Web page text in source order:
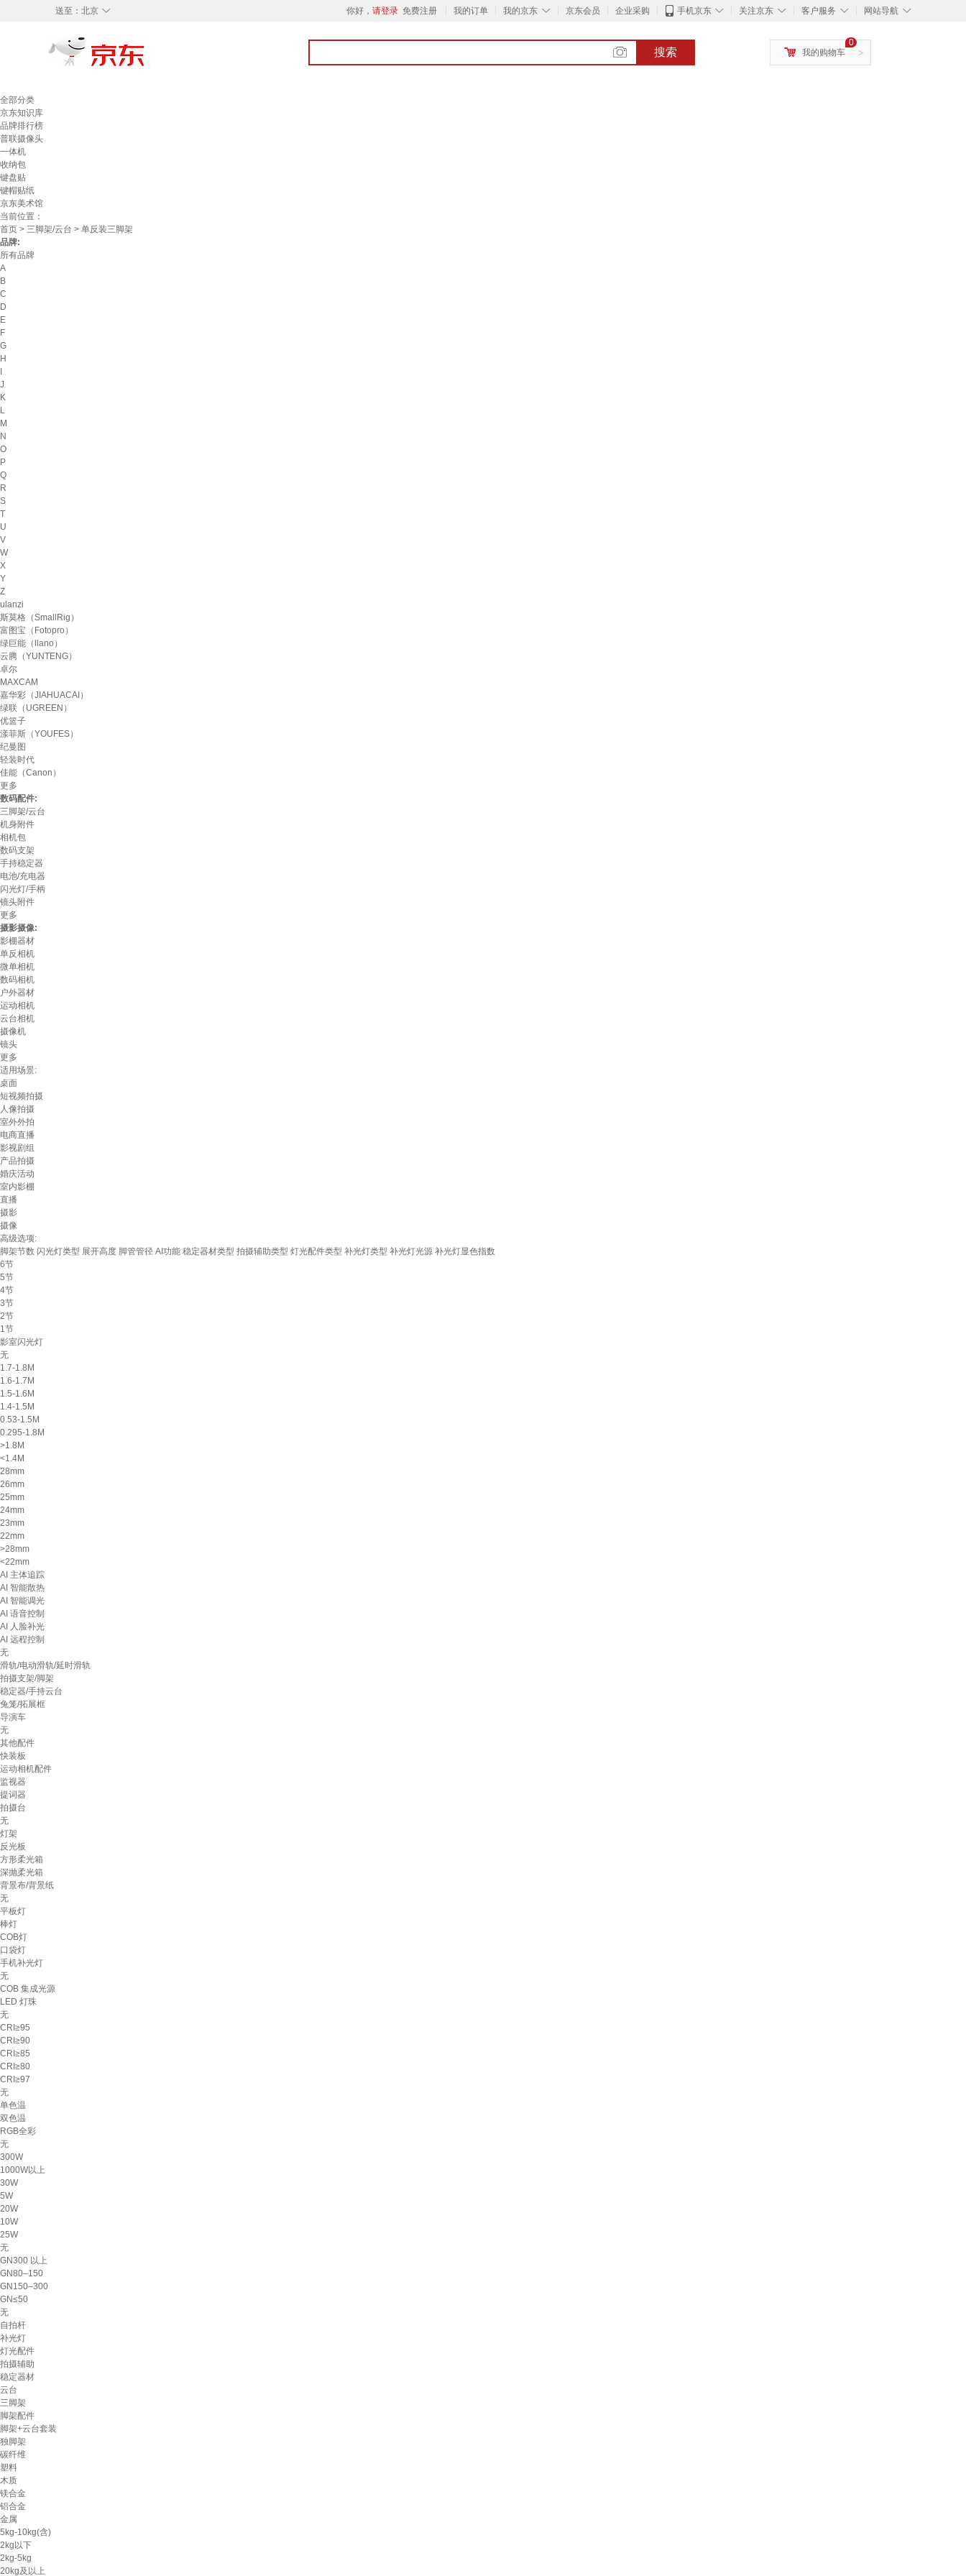
◇
送至： 北京 你好， 请登录 免费注册 我的订单 ◇
我的京东 京东会员 企业采购 ◇
手机京东 ◇
关注京东 ◇
客户服务 ◇
网站导航
搜索 >
0
我的购物车
全部分类
京东知识库
品牌排行榜
普联摄像头
一体机
收纳包
键盘贴
键帽贴纸
京东美术馆
当前位置：
首页 > 三脚架/云台 > 单反装三脚架
品牌:
所有品牌
A
B
C
D
E
F
G
H
J
K
L
M
N
O
P
Q
R
S
T
U
V
W
X
Y
Z
ulanzi
斯莫格（SmallRig）
富图宝（Fotopro）
绿巨能（llano）
云腾（YUNTENG）
卓尔
MAXCAM
嘉华彩（JIAHUACAI）
绿联（UGREEN）
优篮子
漾菲斯（YOUFES）
纪曼图
轻装时代
佳能（Canon）
更多
数码配件:
三脚架/云台
机身附件
相机包
数码支架
手持稳定器
电池/充电器
闪光灯/手柄
镜头附件
更多
摄影摄像:
影棚器材
单反相机
微单相机
数码相机
户外器材
运动相机
云台相机
摄像机
镜头
更多
适用场景:
桌面
短视频拍摄
人像拍摄
室外外拍
电商直播
影视剧组
产品拍摄
婚庆活动
室内影棚
直播
摄影
摄像
高级选项:
脚架节数 闪光灯类型 展开高度 脚管管径 AI功能 稳定器材类型 拍摄辅助类型 灯光配件类型 补光灯类型 补光灯光源 补光灯显色指数
6节
5节
4节
3节
2节
1节
影室闪光灯
无
1.7-1.8M
1.6-1.7M
1.5-1.6M
1.4-1.5M
0.53-1.5M
0.295-1.8M
>1.8M
<1.4M
28mm
26mm
25mm
24mm
23mm
22mm
>28mm
<22mm
AI 主体追踪
AI 智能散热
AI 智能调光
AI 语音控制
AI 人脸补光
AI 远程控制
无
滑轨/电动滑轨/延时滑轨
拍摄支架/脚架
稳定器/手持云台
兔笼/拓展框
导演车
无
其他配件
快装板
运动相机配件
监视器
提词器
拍摄台
无
灯架
反光板
方形柔光箱
深抛柔光箱
背景布/背景纸
无
平板灯
棒灯
COB灯
口袋灯
手机补光灯
无
COB 集成光源
LED 灯珠
无
CRI≥95
CRI≥90
CRI≥85
CRI≥80
CRI≥97
无
单色温
双色温
RGB全彩
无
300W
1000W以上
30W
5W
20W
10W
25W
无
GN300 以上
GN80–150
GN150–300
GN≤50
无
自拍杆
补光灯
灯光配件
拍摄辅助
稳定器材
云台
三脚架
脚架配件
脚架+云台套装
独脚架
碳纤维
塑料
木质
镁合金
铝合金
金属
5kg-10kg(含)
2kg以下
2kg-5kg
20kg及以上